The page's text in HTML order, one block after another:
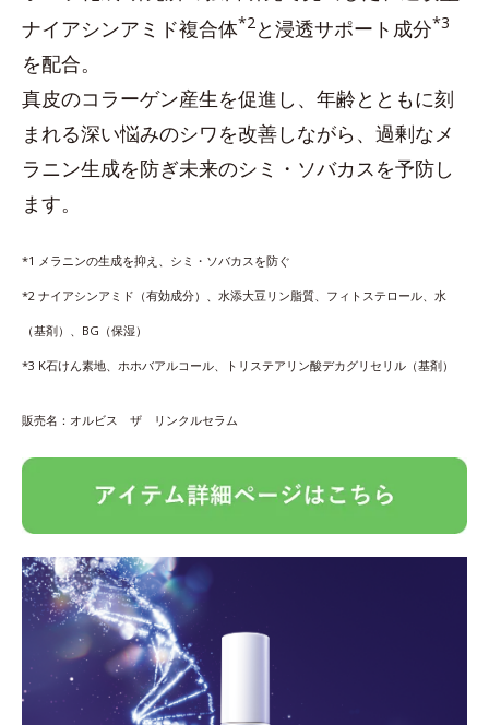
ナイアシンアミド複合体*2 と浸透サポート成分*3
を配合。
真皮のコラーゲン産生を促進し、年齢とともに刻
まれる深い悩みのシワを改善しながら、過剰なメ
ラニン生成を防ぎ未来のシミ・ソバカスを予防し
ます。
*1 メラニンの生成を抑え、シミ・ソバカスを防ぐ
*2 ナイアシンアミド（有効成分）、水添大豆リン脂質、フィトステロール、水
（基剤）、BG（保湿）
*3 K石けん素地、ホホバアルコール、トリステアリン酸デカグリセリル（基剤）
販売名：オルビス ザ リンクルセラム